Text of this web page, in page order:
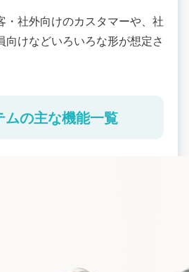
・社外向けのカスタマーや、社
向けなどいろいろな形が想定さ
ムの主な機能一覧